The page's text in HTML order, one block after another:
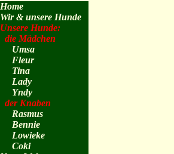
Home
Wir & unsere Hunde
Unsere Hunde:
die Mädchen
Umsa
Fleur
Tina
Lady
Yndy
der Knaben
Rasmus
Bennie
Lowieke
Coki